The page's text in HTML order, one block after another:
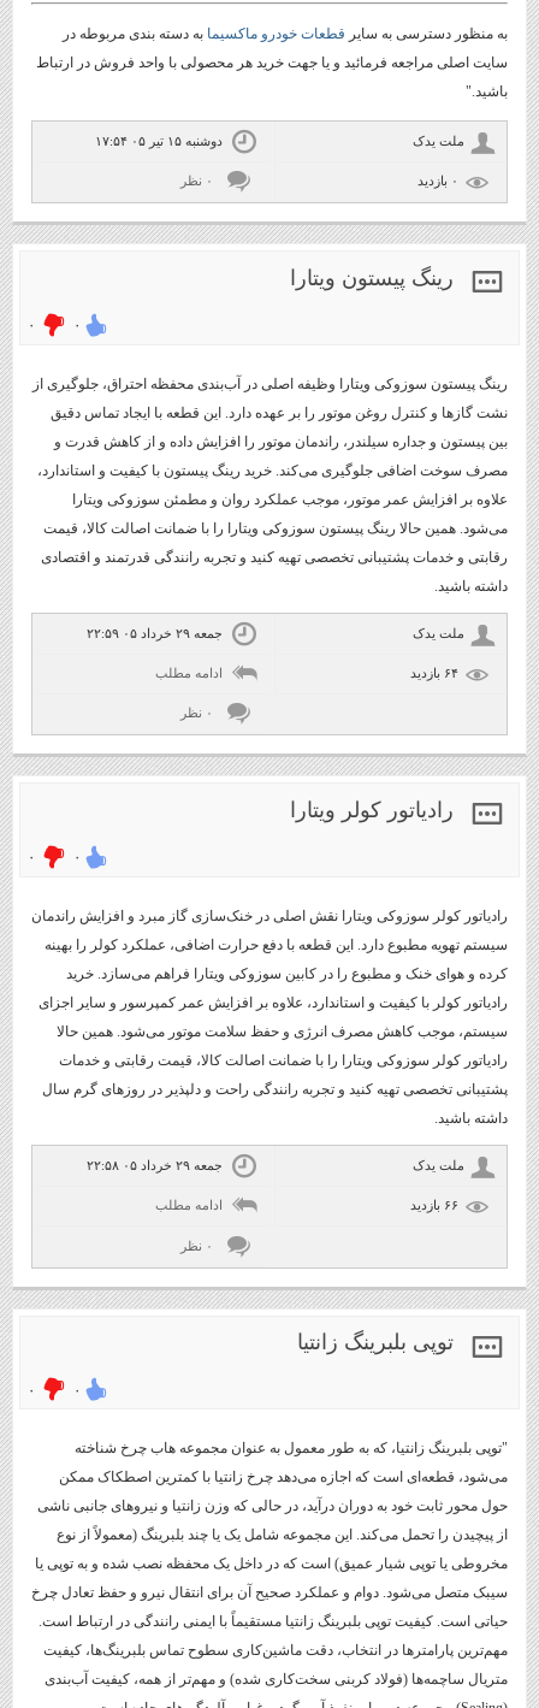
به منظور دسترسی به سایر قطعات خودرو ماکسیما به دسته بندی مربوطه در
سایت اصلی مراجعه فرمائید و یا جهت خرید هر محصولی با واحد فروش در ارتباط
باشید."
ملت یدک دوشنبه ۱۵ تیر ۰۵ ۱۷:۵۴
۰ نظر
رینگ پیستون ویتارا
۰ ۰
رینگ پیستون سوزوکی ویتارا وظیفه اصلی در آب‌بندی محفظه احتراق، جلوگیری از
نشت گازها و کنترل روغن موتور را بر عهده دارد. این قطعه با ایجاد تماس دقیق
بین پیستون و جداره سیلندر، راندمان موتور را افزایش داده و از کاهش قدرت و
مصرف سوخت اضافی جلوگیری می‌کند. خرید رینگ پیستون با کیفیت و استاندارد،
علاوه بر افزایش عمر موتور، موجب عملکرد روان و مطمئن سوزوکی ویتارا
می‌شود. همین حالا رینگ پیستون سوزوکی ویتارا را با ضمانت اصالت کالا، قیمت
رقابتی و خدمات پشتیبانی تخصصی تهیه کنید و تجربه رانندگی قدرتمند و اقتصادی
داشته باشید.
ملت یدک جمعه ۲۹ خرداد ۰۵ ۲۲:۵۹
ادامه مطلب
۰ نظر
رادیاتور کولر ویتارا
۰ ۰
رادیاتور کولر سوزوکی ویتارا نقش اصلی در خنک‌سازی گاز مبرد و افزایش راندمان
سیستم تهویه مطبوع دارد. این قطعه با دفع حرارت اضافی، عملکرد کولر را بهینه
کرده و هوای خنک و مطبوع را در کابین سوزوکی ویتارا فراهم می‌سازد. خرید
رادیاتور کولر با کیفیت و استاندارد، علاوه بر افزایش عمر کمپرسور و سایر اجزای
سیستم، موجب کاهش مصرف انرژی و حفظ سلامت موتور می‌شود. همین حالا
رادیاتور کولر سوزوکی ویتارا را با ضمانت اصالت کالا، قیمت رقابتی و خدمات
پشتیبانی تخصصی تهیه کنید و تجربه رانندگی راحت و دلپذیر در روزهای گرم سال
داشته باشید.
ملت یدک جمعه ۲۹ خرداد ۰۵ ۲۲:۵۸
ادامه مطلب
۰ نظر
توپی بلبرینگ زانتیا
۰ ۰
"توپی بلبرینگ زانتیا، که به طور معمول به عنوان مجموعه هاب چرخ شناخته
می‌شود، قطعه‌ای است که اجازه می‌دهد چرخ زانتیا با کمترین اصطکاک ممکن
حول محور ثابت خود به دوران درآید، در حالی که وزن زانتیا و نیروهای جانبی ناشی
از پیچیدن را تحمل می‌کند. این مجموعه شامل یک یا چند بلبرینگ (معمولاً از نوع
مخروطی یا توپی شیار عمیق) است که در داخل یک محفظه نصب شده و به توپی یا
سیبک متصل می‌شود. دوام و عملکرد صحیح آن برای انتقال نیرو و حفظ تعادل چرخ
حیاتی است. کیفیت توپی بلبرینگ زانتیا مستقیماً با ایمنی رانندگی در ارتباط است.
مهم‌ترین پارامترها در انتخاب، دقت ماشین‌کاری سطوح تماس بلبرینگ‌ها، کیفیت
متریال ساچمه‌ها (فولاد کربنی سخت‌کاری شده) و مهم‌تر از همه، کیفیت آب‌بندی